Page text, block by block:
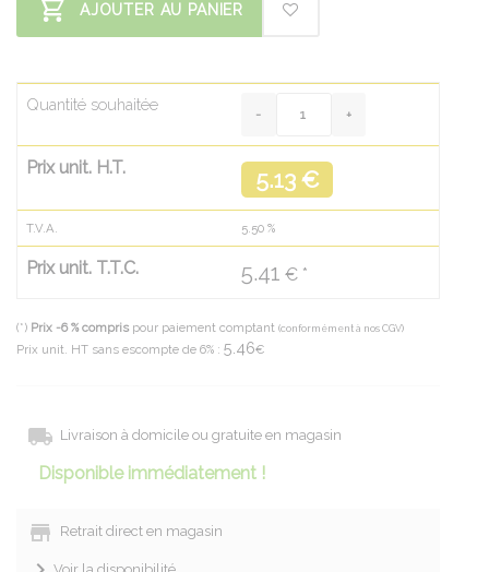
AJOUTER AU PANIER
Quantité souhaitée
Prix unit. H.T. 5.13 €
T.V.A. 5.50 %
Prix unit. T.T.C. 5.41 € *
(*) Prix -6 % compris pour paiement comptant (conformément à nos CGV)
Prix unit. HT sans escompte de 6% : 5.46€
Livraison à domicile ou gratuite en magasin
Disponible immédiatement !
Retrait direct en magasin